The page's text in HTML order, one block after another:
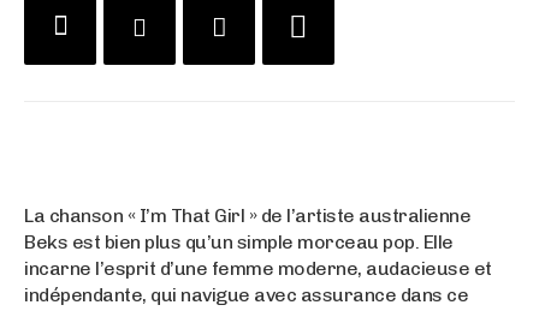
La chanson « I’m That Girl » de l’artiste australienne
Beks est bien plus qu’un simple morceau pop. Elle
incarne l’esprit d’une femme moderne, audacieuse et
indépendante, qui navigue avec assurance dans ce